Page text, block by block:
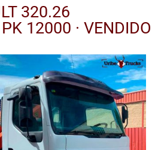
320.26
12000 · VENDIDO